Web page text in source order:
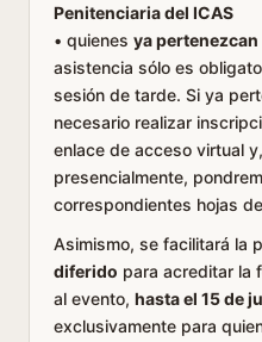
Penitenciaria del ICAS
• quienes ya pertenezcan
asistencia sólo es
sesión de tarde. Si ya
necesario realizar
enlace de acceso virtual
presencialmente,
correspondientes hojas
Asimismo, se facilitará la
diferido para acreditar la
al evento, hasta el 15 de
exclusivamente para